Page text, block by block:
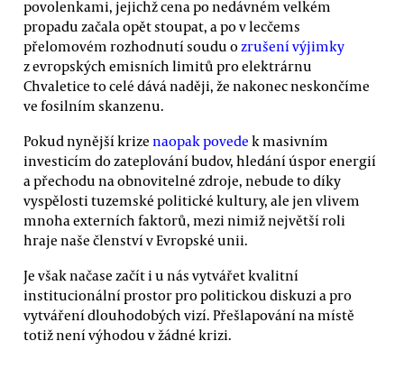
povolenkami, jejichž cena po nedávném velkém
propadu začala opět stoupat, a po v lecčems
přelomovém rozhodnutí soudu o zrušení výjimky
z evropských emisních limitů pro elektrárnu
Chvaletice to celé dává naději, že nakonec neskončíme
ve fosilním skanzenu.
Pokud nynější krize naopak povede k masivním
investicím do zateplování budov, hledání úspor energií
a přechodu na obnovitelné zdroje, nebude to díky
vyspělosti tuzemské politické kultury, ale jen vlivem
mnoha externích faktorů, mezi nimiž největší roli
hraje naše členství v Evropské unii.
Je však načase začít i u nás vytvářet kvalitní
institucionální prostor pro politickou diskuzi a pro
vytváření dlouhodobých vizí. Přešlapování na místě
totiž není výhodou v žádné krizi.